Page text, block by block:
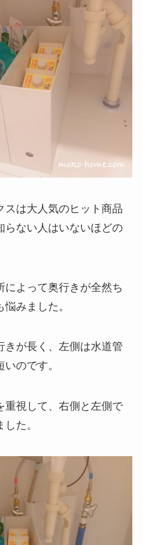
スは大人気のヒット商品
らない人はいないほどの
によって奥行きが全然ち
みました。
きが長く、左側は水道管
のです。
重視して、右側と左側で
た。